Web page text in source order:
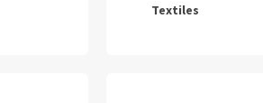
Textiles